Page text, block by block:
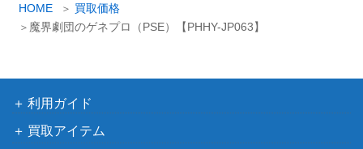
HOME
買取価格
魔界劇団のゲネプロ（PSE）【PHHY-JP063】
thSE）【CHIM-JP014】
未開封 オベリスクの巨
TE-JP031】
コナミ
KONAMI
利用ガイド
買取アイテム